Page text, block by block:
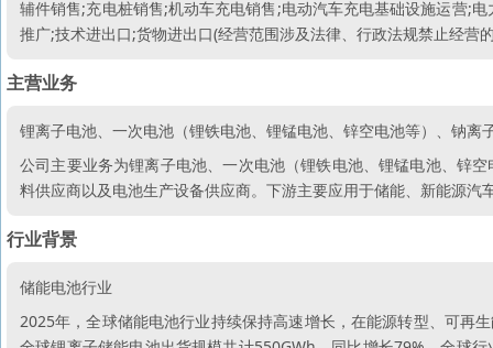
辅件销售;充电桩销售;机动车充电销售;电动汽车充电基础设施运营;
推广;技术进出口;货物进出口(经营范围涉及法律、行政法规禁止经营
主营业务
锂离子电池、一次电池（锂铁电池、锂锰电池、锌空电池等）、钠离
公司主要业务为锂离子电池、一次电池（锂铁电池、锂锰电池、锌
料供应商以及电池生产设备供应商。下游主要应用于储能、新能源
行业背景
储能电池行业
2025年，全球储能电池行业持续保持高速增长，在能源转型、可再